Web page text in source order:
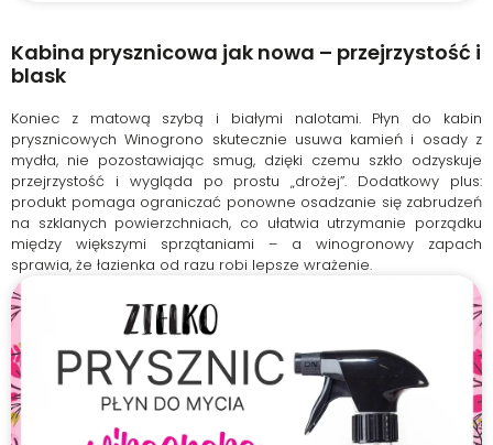
Kabina prysznicowa jak nowa – przejrzystość i
blask
Koniec z matową szybą i białymi nalotami. Płyn do kabin
prysznicowych Winogrono skutecznie usuwa kamień i osady z
mydła, nie pozostawiając smug, dzięki czemu szkło odzyskuje
przejrzystość i wygląda po prostu „drożej”. Dodatkowy plus:
produkt pomaga ograniczać ponowne osadzanie się zabrudzeń
na szklanych powierzchniach, co ułatwia utrzymanie porządku
między większymi sprzątaniami – a winogronowy zapach
sprawia, że łazienka od razu robi lepsze wrażenie.